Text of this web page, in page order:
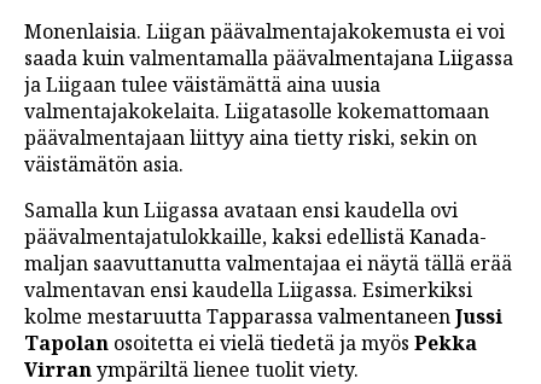
Monenlaisia. Liigan päävalmentajakokemusta ei voi
saada kuin valmentamalla päävalmentajana Liigassa
ja Liigaan tulee väistämättä aina uusia
valmentajakokelaita. Liigatasolle kokemattomaan
päävalmentajaan liittyy aina tietty riski, sekin on
väistämätön asia.
Samalla kun Liigassa avataan ensi kaudella ovi
päävalmentajatulokkaille, kaksi edellistä Kanada-
maljan saavuttanutta valmentajaa ei näytä tällä erää
valmentavan ensi kaudella Liigassa. Esimerkiksi
kolme mestaruutta Tapparassa valmentaneenJussi
Tapolan osoitetta ei vielä tiedetä ja myös Pekka
Virranympäriltä lienee tuolit viety.